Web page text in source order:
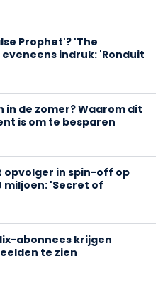
Prophet'? 'The
indruk: 'Ronduit
in de zomer? Waarom dit
is om te besparen
opvolger in spin-off op
miljoen: 'Secret of
abonnees krijgen
te zien